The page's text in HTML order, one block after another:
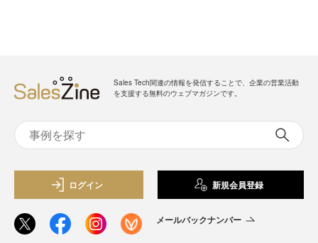
Sales Tech関連の情報を発信することで、企業の営業活動
を支援する無料のウェブマガジンです。
ログイン 新規会員登録
メールバックナンバー